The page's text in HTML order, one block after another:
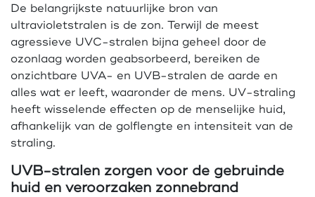
De belangrijkste natuurlijke bron van
ultravioletstralen is de zon. Terwijl de meest
agressieve UVC-stralen bijna geheel door de
ozonlaag worden geabsorbeerd, bereiken de
onzichtbare UVA- en UVB-stralen de aarde en
alles wat er leeft, waaronder de mens. UV-straling
heeft wisselende effecten op de menselijke huid,
afhankelijk van de golflengte en intensiteit van de
straling.
UVB-stralen zorgen voor de gebruinde
huid en veroorzaken zonnebrand